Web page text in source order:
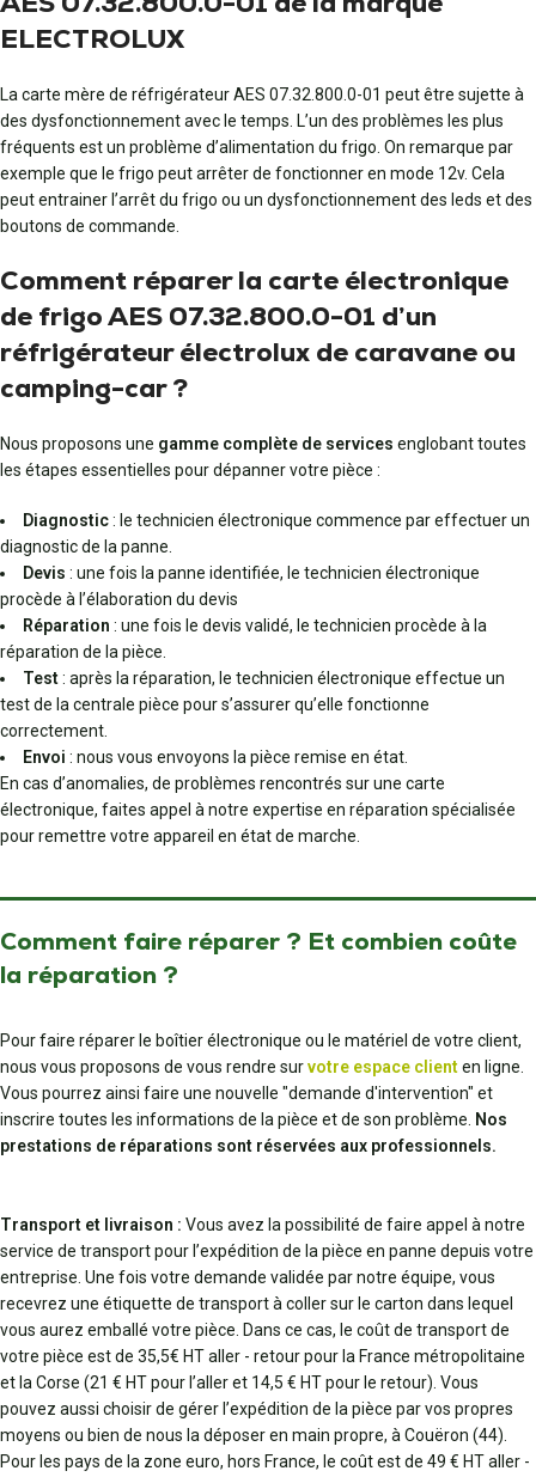
ELECTROLUX
La carte mère de réfrigérateur AES 07.32.800.0-01 peut être sujette à
des dysfonctionnement avec le temps. L’un des problèmes les plus
fréquents est un problème d’alimentation du frigo. On remarque par
exemple que le frigo peut arrêter de fonctionner en mode 12v. Cela
peut entrainer l’arrêt du frigo ou un dysfonctionnement des leds et des
boutons de commande.
Comment réparer la carte électronique
de frigo AES 07.32.800.0-01 d’un
réfrigérateur électrolux de caravane ou
camping-car ?
Nous proposons une gamme complète de services englobant toutes
les étapes essentielles pour dépanner votre pièce :
Diagnostic: le technicien électronique commence par effectuer un
diagnostic de la panne.
Devis : une fois la panne identifiée, le technicien électronique
procède à l’élaboration du devis
Réparation : une fois le devis validé, le technicien procède à la
réparation de la pièce.
Test: après la réparation, le technicien électronique effectue un
test de la centrale pièce pour s’assurer qu’elle fonctionne
correctement.
Envoi : nous vous envoyons la pièce remise en état.
En cas d’anomalies, de problèmes rencontrés sur une carte
électronique, faites appel à notre expertise en réparation spécialisée
pour remettre votre appareil en état de marche.
Comment faire réparer ? Et combien coûte
la réparation ?
Pour faire réparer le boîtier électronique ou le matériel de votre client,
nous vous proposons de vous rendre survotre espace clienten ligne.
Vous pourrez ainsi faire une nouvelle "demande d'intervention" et
inscrire toutes les informations de la pièce et de son problème. Nos
prestations de réparations sont réservées aux professionnels.
Transport et livraison : Vous avez la possibilité de faire appel à notre
service de transport pour l’expédition de la pièce en panne depuis votre
entreprise. Une fois votre demande validée par notre équipe, vous
recevrez une étiquette de transport à coller sur le carton dans lequel
vous aurez emballé votre pièce. Dans ce cas, le coût de transport de
votre pièce est de 35,5€ HT aller - retour pour la France métropolitaine
et la Corse (21 € HT pour l’aller et 14,5 € HT pour le retour). Vous
pouvez aussi choisir de gérer l’expédition de la pièce par vos propres
moyens ou bien de nous la déposer en main propre, à Couëron (44).
Pour les pays de la zone euro, hors France, le coût est de 49 € HT aller -